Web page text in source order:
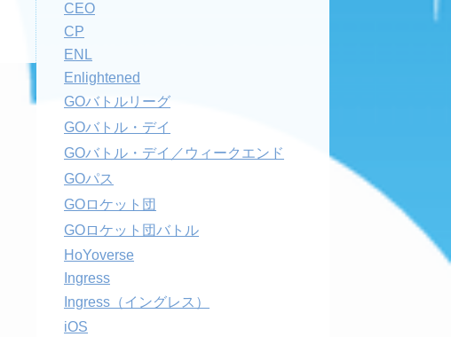
CEO
CP
ENL
Enlightened
GOバトルリーグ
GOバトル・デイ
GOバトル・デイ／ウィークエンド
GOパス
GOロケット団
GOロケット団バトル
HoYoverse
Ingress
Ingress（イングレス）
iOS